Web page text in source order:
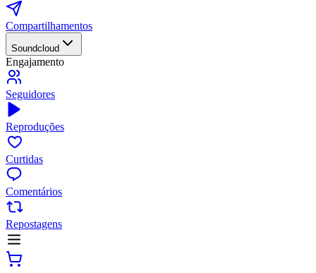
Compartilhamentos
Soundcloud
Engajamento
Seguidores
Reproduções
Curtidas
Comentários
Repostagens